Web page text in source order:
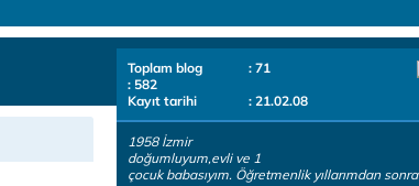
Toplam blog
: 71
: 582
Kayıt tarihi
: 21.02.08
1958 İzmir
doğumluyum,evli ve 1
çocuk babasıyım. Öğretmenlik yıllarımdan sonra